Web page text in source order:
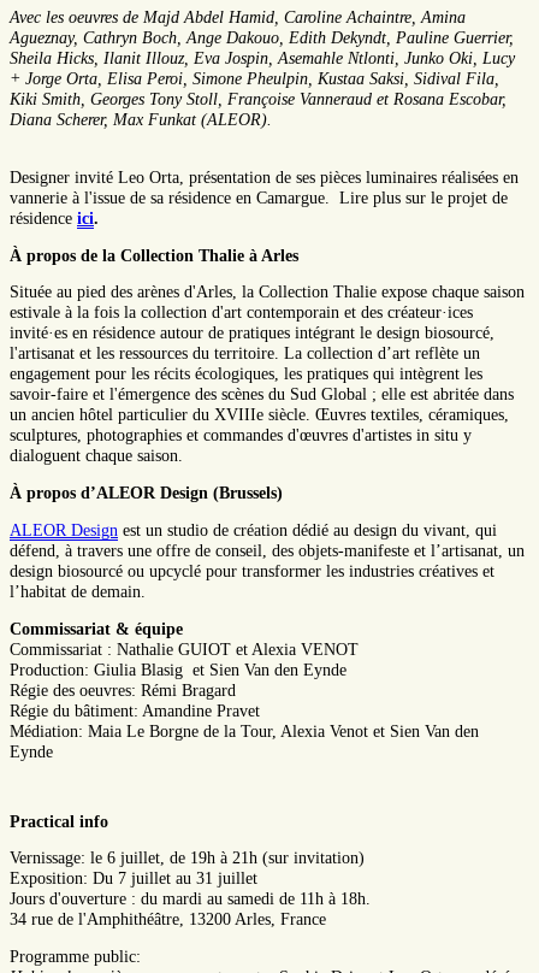
Avec les oeuvres de Majd Abdel Hamid, Caroline Achaintre, Amina
Agueznay, Cathryn Boch, Ange Dakouo, Edith Dekyndt, Pauline Guerrier,
Sheila Hicks, Ilanit Illouz, Eva Jospin, Asemahle Ntlonti, Junko Oki, Lucy
+ Jorge Orta, Elisa Peroi, Simone Pheulpin, Kustaa Saksi, Sidival Fila,
Kiki Smith, Georges Tony Stoll, Françoise Vanneraud et Rosana Escobar,
Diana Scherer, Max Funkat (ALEOR).
Designer invité Leo Orta, présentation de ses pièces luminaires réalisées en
vannerie à l'issue de sa résidence en Camargue. Lire plus sur le projet de
résidence ici.
À propos de la Collection Thalie à Arles
Située au pied des arènes d'Arles, la Collection Thalie expose chaque saison
estivale à la fois la collection d'art contemporain et des créateur·ices
invité·es en résidence autour de pratiques intégrant le design biosourcé,
l'artisanat et les ressources du territoire. La collection d’art reflète un
engagement pour les récits écologiques, les pratiques qui intègrent les
savoir-faire et l'émergence des scènes du Sud Global ; elle est abritée dans
un ancien hôtel particulier du XVIIIe siècle. Œuvres textiles, céramiques,
sculptures, photographies et commandes d'œuvres d'artistes in situ y
dialoguent chaque saison.
À propos d’ALEOR Design (Brussels)
ALEOR Design est un studio de création dédié au design du vivant, qui
défend, à travers une offre de conseil, des objets-manifeste et l’artisanat, un
design biosourcé ou upcyclé pour transformer les industries créatives et
l’habitat de demain.
Commissariat & équipe
Commissariat : Nathalie GUIOT et Alexia VENOT
Production: Giulia Blasig et Sien Van den Eynde
Régie des oeuvres: Rémi Bragard
Régie du bâtiment: Amandine Pravet
Médiation: Maia Le Borgne de la Tour, Alexia Venot et Sien Van den
Eynde
Practical info
Vernissage: le 6 juillet, de 19h à 21h (sur invitation)
Exposition: Du 7 juillet au 31 juillet
Jours d'ouverture : du mardi au samedi de 11h à 18h.
34 rue de l'Amphithéâtre, 13200 Arles, France
Programme public: